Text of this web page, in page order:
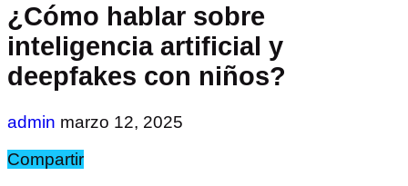
¿Cómo hablar sobre
inteligencia artificial y
deepfakes con niños?
admin marzo 12, 2025
Compartir